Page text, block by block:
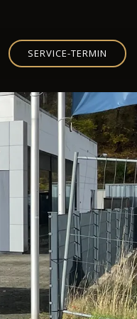
SERVICE-TERMIN